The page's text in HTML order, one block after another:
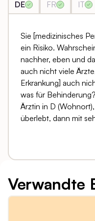
DE FR IT
Sie [medizinisches
ein Risiko.
nachher, eben und
auch nicht viele
Erkrankung] auch
was für
Ärztin in D
überlebt, dann mit
Verwandte